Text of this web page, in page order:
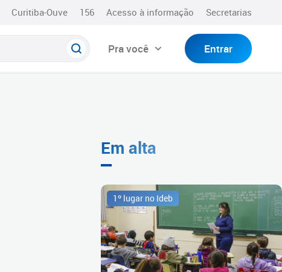
Curitiba-Ouve 156 Acesso à informação Secretarias
Pra você Entrar
Em alta
1º lugar no Ideb